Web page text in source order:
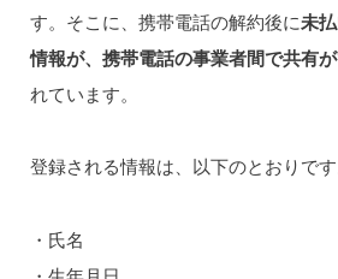
す。そこに、携帯電話の解約後に未
情報が、携帯電話の事業者間で共有
れています。
登録される情報は、以下のとおりです
・氏名